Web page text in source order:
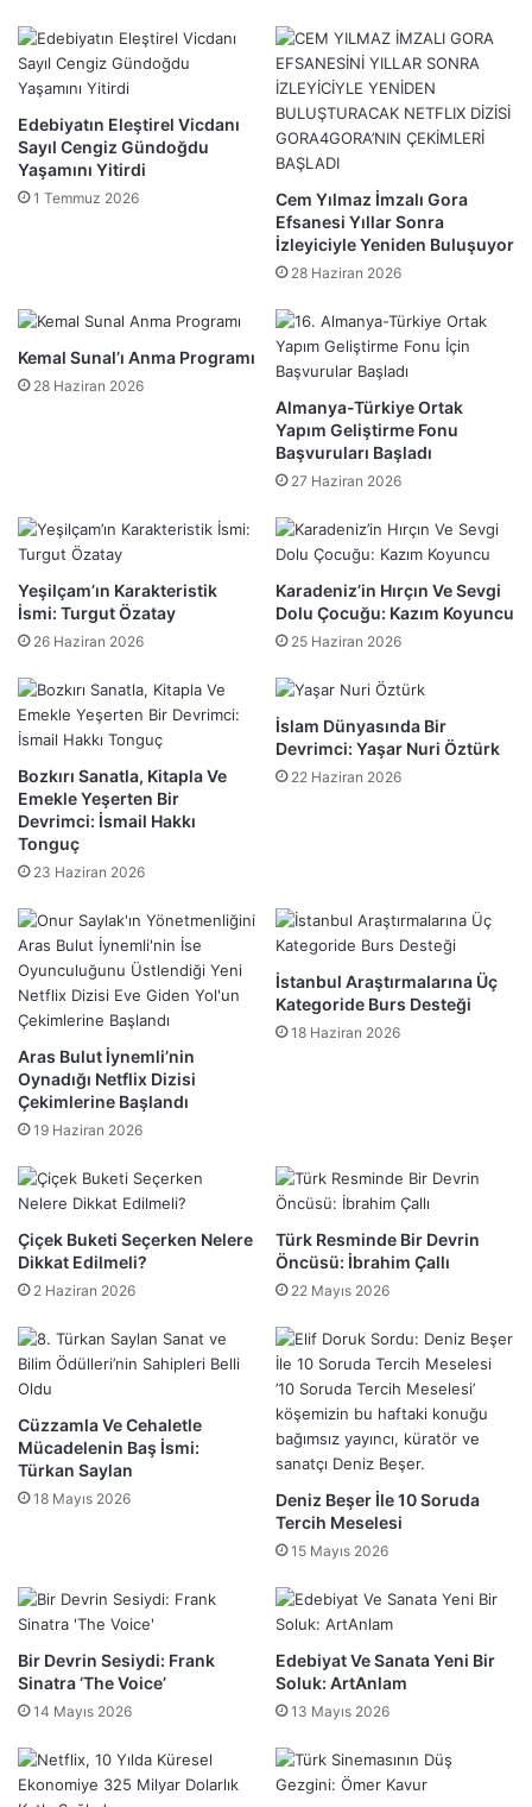
Edebiyatın Eleştirel Vicdanı
Sayıl Cengiz Gündoğdu
Yaşamını Yitirdi
1 Temmuz 2026
Cem Yılmaz İmzalı Gora
Efsanesi Yıllar Sonra
İzleyiciyle Yeniden Buluşuyor
28 Haziran 2026
Kemal Sunal’ı Anma Programı
28 Haziran 2026
Almanya-Türkiye Ortak
Yapım Geliştirme Fonu
Başvuruları Başladı
27 Haziran 2026
​Yeşilçam’ın Karakteristik
İsmi: Turgut Özatay
26 Haziran 2026
Karadeniz’in Hırçın Ve Sevgi
Dolu Çocuğu: Kazım Koyuncu
25 Haziran 2026
​Bozkırı Sanatla, Kitapla Ve
Emekle Yeşerten Bir
Devrimci: İsmail Hakkı
Tonguç
23 Haziran 2026
​İslam Dünyasında Bir
Devrimci: Yaşar Nuri Öztürk
22 Haziran 2026
Aras Bulut İynemli’nin
Oynadığı Netflix Dizisi
Çekimlerine Başlandı
19 Haziran 2026
İstanbul Araştırmalarına Üç
Kategoride Burs Desteği
18 Haziran 2026
Çiçek Buketi Seçerken Nelere
Dikkat Edilmeli?
2 Haziran 2026
Türk Resminde Bir Devrin
Öncüsü: İbrahim Çallı
22 Mayıs 2026
Cüzzamla Ve Cehaletle
Mücadelenin Baş İsmi:
Türkan Saylan
18 Mayıs 2026
Deniz Beşer İle 10 Soruda
Tercih Meselesi
15 Mayıs 2026
Bir Devrin Sesiydi: Frank
Sinatra ‘The Voice’
14 Mayıs 2026
Edebiyat Ve Sanata Yeni Bir
Soluk: ArtAnlam
13 Mayıs 2026